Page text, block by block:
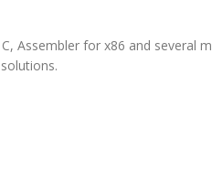
Assembler for x86 and several